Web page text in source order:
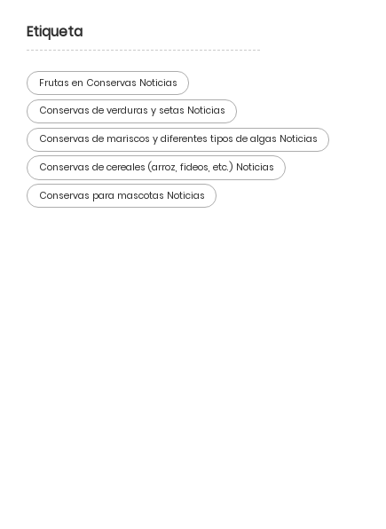
Etiqueta
Frutas en Conservas Noticias
Conservas de verduras y setas Noticias
Conservas de mariscos y diferentes tipos de algas Noticias
Conservas de cereales (arroz, fideos, etc.) Noticias
Conservas para mascotas Noticias